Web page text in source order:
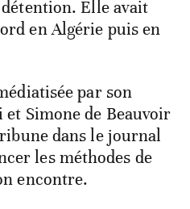
Elle avait
en Algérie puis en
par son
Simone de Beauvoir
dans le journal
les méthodes de
encontre.